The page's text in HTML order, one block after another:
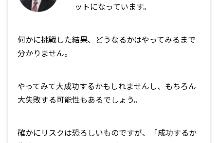
ットになっています。
何かに挑戦した結果、どうなるかはやってみるまで
分かりません。
やってみて大成功するかもしれませんし、もちろん
大失敗する可能性もあるでしょう。
確かにリスクは恐ろしいものですが、「成功するか